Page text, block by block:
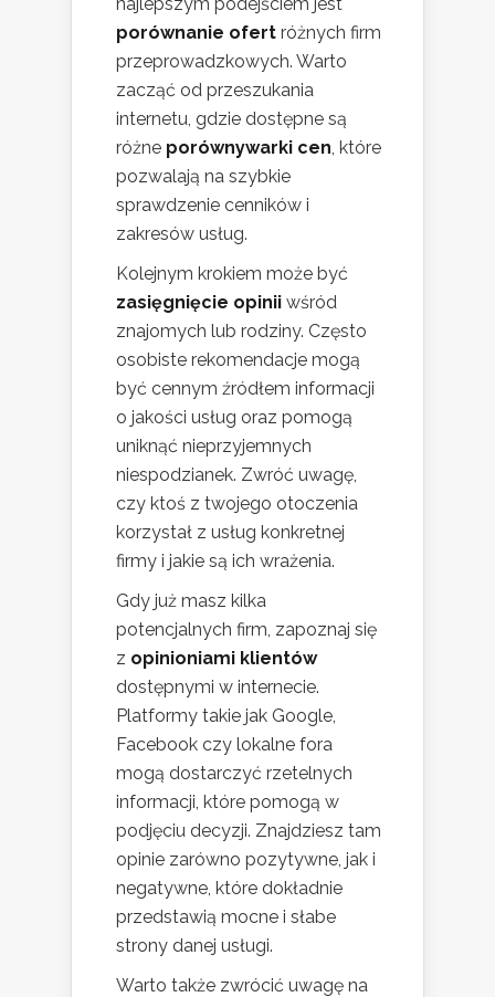
porównanie ofert różnych firm
przeprowadzkowych. Warto
zacząć od przeszukania
internetu, gdzie dostępne są
różne porównywarki cen , które
pozwalają na szybkie
sprawdzenie cenników i
zakresów usług.
Kolejnym krokiem może być
zasięgnięcie opinii wśród
znajomych lub rodziny. Często
osobiste rekomendacje mogą
być cennym źródłem informacji
o jakości usług oraz pomogą
uniknąć nieprzyjemnych
niespodzianek. Zwróć uwagę,
czy ktoś z twojego otoczenia
korzystał z usług konkretnej
firmy i jakie są ich wrażenia.
Gdy już masz kilka
potencjalnych firm, zapoznaj się
z opinioniami klientów
dostępnymi w internecie.
Platformy takie jak Google,
Facebook czy lokalne fora
mogą dostarczyć rzetelnych
informacji, które pomogą w
podjęciu decyzji. Znajdziesz tam
opinie zarówno pozytywne, jak i
negatywne, które dokładnie
przedstawią mocne i słabe
strony danej usługi.
Warto także zwrócić uwagę na